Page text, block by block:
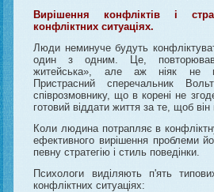
Вирішення конфліктів і
конфліктних ситуаціях.
Люди неминуче будуть
один з одним. Це,
житейська», але аж ніяк не
Пристрасний сперечальник
співрозмовнику, що в корені не
готовий віддати життя за те, щоб він
Коли людина потрапляє в
ефективного вирішення проблеми
певну стратегію і стиль поведінки.
Психологи виділяють п'ять
конфліктних ситуаціях: